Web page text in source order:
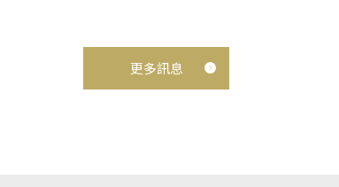
更多訊息